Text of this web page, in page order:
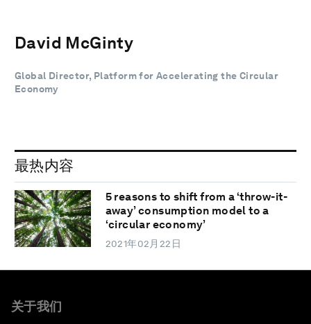
David McGinty
Global Director, Platform for Accelerating the Circular
Economy
最热内容
5 reasons to shift from a ‘throw-it-
away’ consumption model to a
‘circular economy’
2021年02月22日
关于我们